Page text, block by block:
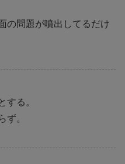
の問題が噴出してるだけ
する。
ず。